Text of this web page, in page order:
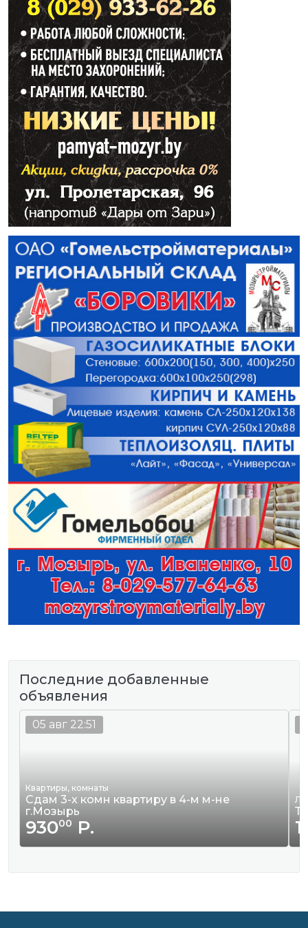
Последние добавленные
объявления
Квартиры, комнаты
Сдам 3-х комн квартиру в 4-м м-не
г.Мозырь
93000 Р.
05 авг 22:51